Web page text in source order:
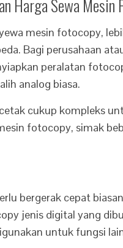
Harga Sewa Mesin
mesin fotocopy,
Bagi perusahaan
peralatan
analog biasa.
cukup kompleks
fotocopy, simak
bergerak cepat
jenis digital yang
untuk fungsi